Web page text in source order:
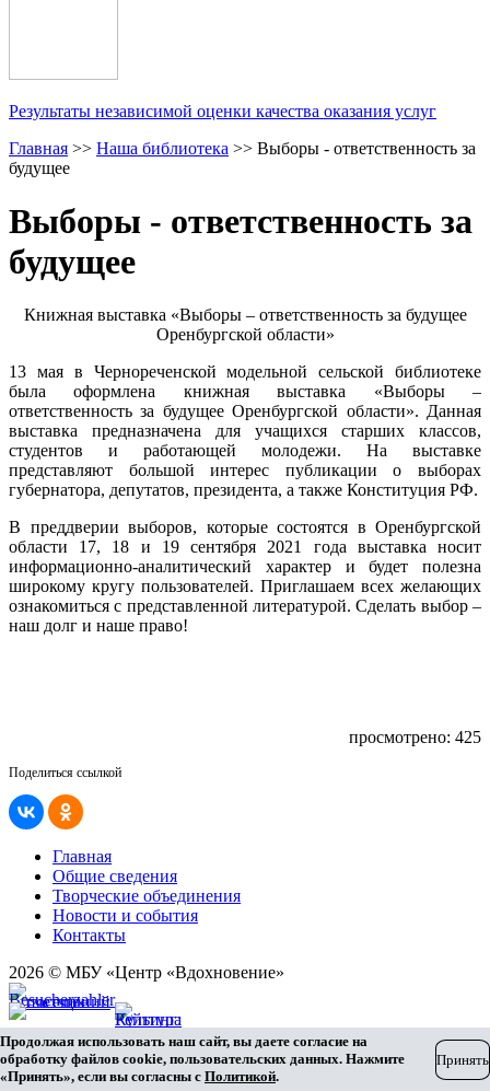
Результаты независимой оценки качества оказания услуг
Главная >> Наша библиотека >> Выборы - ответственность за
будущее
Выборы - ответственность за
будущее
Книжная выставка «Выборы – ответственность за будущее
Оренбургской области»
13 мая в Чернореченской модельной сельской библиотеке
была оформлена книжная выставка «Выборы –
ответственность за будущее Оренбургской области». Данная
выставка предназначена для учащихся старших классов,
студентов и работающей молодежи. На выставке
представляют большой интерес публикации о выборах
губернатора, депутатов, президента, а также Конституция РФ.
В преддверии выборов, которые состоятся в Оренбургской
области 17, 18 и 19 сентября 2021 года выставка носит
информационно-аналитический характер и будет полезна
широкому кругу пользователей. Приглашаем всех желающих
ознакомиться с представленной литературой. Сделать выбор –
наш долг и наше право!
просмотрено: 425
Поделиться ссылкой
Главная
Общие сведения
Творческие объединения
Новости и события
Контакты
2026 © МБУ «Центр «Вдохновение»
Карта сайта
Разработка сайта
Продолжая использовать наш сайт, вы даете согласие на
обработку файлов cookie, пользовательских данных. Нажмите
«Принять», если вы согласны с Политикой.
Принять